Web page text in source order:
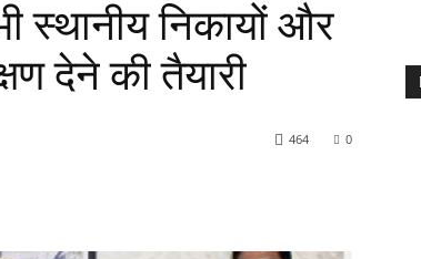
स्थानीय निकायों और
देने की तैयारी
0
464